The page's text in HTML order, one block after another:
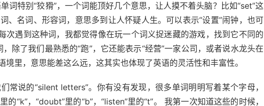
词特别“狡猾”，一个词能顶好几个意思，让人摸不着头脑？比如“set”这
、名词、形容词，意思多到让人怀疑人生。可以表示“设置”闹钟，也可
次遇到这种词，我都觉得像在玩一个词义捉迷藏的游戏，找到它不同的
除了我们最熟悉的“跑”，它还能表示“经营”一家公司，或者说水龙头在
境里，意思能差这么远，这其实也体现了英语的灵活性和丰富性。
常说的“silent letters”。你有没有发现，很多单词明明写着某个字母，
“k”，“doubt”里的“b”，“listen”里的“t”。 我第一次知道这些的时候，